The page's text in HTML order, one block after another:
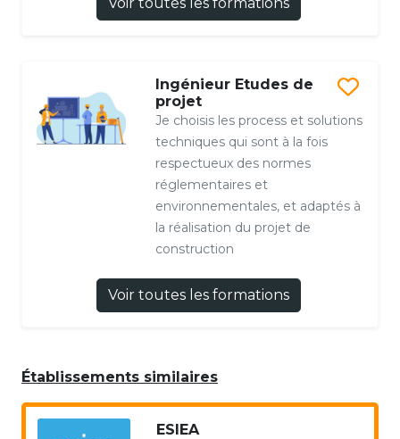
Ingénieur Etudes de
projet
Je choisis les process et solutions
techniques qui sont à la fois
respectueux des normes
réglementaires et
environnementales, et adaptés à
la réalisation du projet de
construction
Voir toutes les formations
Établissements similaires
ESIEA